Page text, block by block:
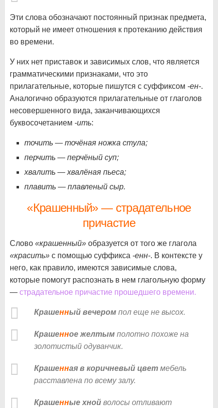
Эти слова обозначают постоянный признак предмета,
который не имеет отношения к протеканию действия
во времени.
У них нет приставок и зависимых слов, что является
грамматическими признаками, что это
прилагательные, которые пишутся с суффиксом -ен-.
Аналогично образуются прилагательные от глаголов
несовершенного вида, заканчивающихся
буквосочетанием -ить:
точить — точёная ножка стула;
перчить — перчёный суп;
хвалить — хвалёная пьеса;
плавить — плавленый сыр.
«Крашенный» — страдательное
причастие
Слово «крашенный» образуется от того же глагола
«красить» с помощью суффикса -енн-. В контексте у
него, как правило, имеются зависимые слова,
которые помогут распознать в нем глагольную форму
— страдательное причастие прошедшего времени.
Крашенный вечером пол еще не высох.
Крашенное желтым полотно похоже на
золотистый одуванчик.
Крашенная в коричневый цвет мебель
расставлена по всему залу.
Крашенные хной волосы отливают